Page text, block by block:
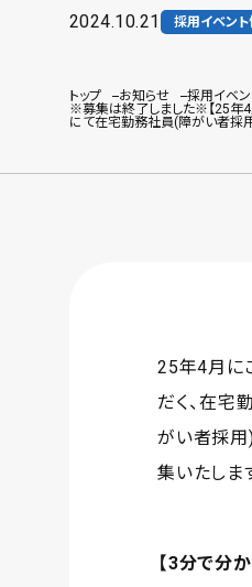
2024.10.21 採用イベン
トップ お知らせ
採用イベ
※募集は終了しました※【25年4
にて在宅勤務社員(障がい者採
25年4月に
だく、在宅
がい者採
集いたしま
【3分で分